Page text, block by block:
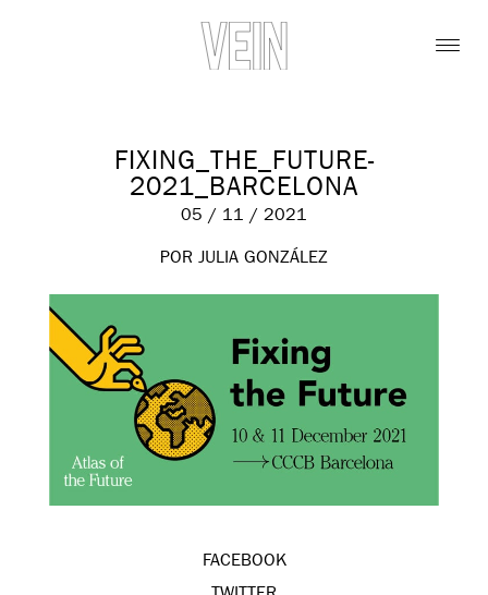
FIXING_THE_FUTURE-
2021_BARCELONA
05 / 11 / 2021
POR JULIA GONZÁLEZ
FACEBOOK